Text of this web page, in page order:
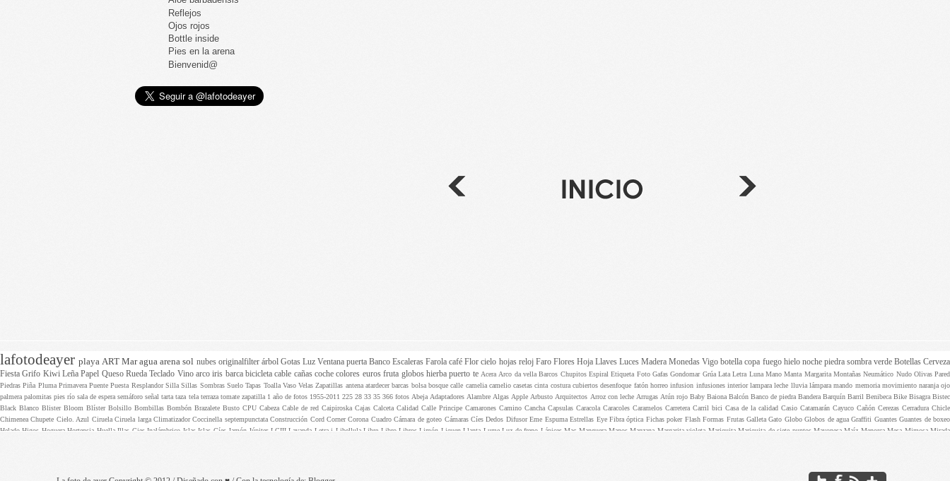
Reflejos
Ojos rojos
Bottle inside
Pies en la arena
Bienvenid@
lafotodeayerplaya ARTMaraguaarenasol nubes originalfilter árbol Gotas Luz VentanapuertaBancoEscalerasFarolacaféFlorcielo hojas reloj Faro Flores Hoja LlavesLucesMaderaMonedasVigobotellacopa fuego hielo noche piedra sombra verde BotellasCerveza
FiestaGrifo KiwiLeñaPapel QuesoRuedaTeclado Vinoarco iris barcabicicletacable cañascochecolores eurosfruta globos hierbapuerto te Acera Arco da vellaBarcos Chupitos EspiralEtiqueta Foto GafasGondomar Grúa LataLetra LunaManoManta MargaritaMontañasNeumático NudoOlivasPared
PiedrasPiña Pluma PrimaveraPuentePuesta ResplandorSillaSillas Sombras SueloTapas Toalla VasoVelasZapatillas antenaatardecerbarcas bolsa bosquecalle camelia cameliocasetascinta costuracubiertosdesenfoque fatón horreoinfusion infusiones interiorlamparaleche lluvia lámparamando memoria movimientonaranjaojo
palmerapalomitaspiesríosala de esperasemáforoseñaltartataza tela terraza tomate zapatilla 1 año de fotos 1955-2011 225 28 3335366 fotos Abeja Adaptadores Alambre Algas Apple Arbusto Arquitectos Arroz con leche Arrugas Atún rojo Baby Baiona Balcón Banco de piedraBanderaBarquínBarrilBenibecaBikeBisagraBistec
Black Blanco Blister Bloom Blíster Bolsillo Bombillas Bombón Brazalete Busto CPU Cabeza Cable de red Caipiroska Cajas Calceta Calidad Calle Principe Camarones Camino Cancha Capsulas Caracola Caracoles Caramelos Carretera Carril bici Casa de la calidad Casio Catamarán Cayuco Cañón Cerezas Cerradura Chicle
ChimeneaChupete Cielo. Azul CiruelaCiruela larga ClimatizadorCoccinella septempunctataConstrucción CordCornerCorona CuadroCámara de goteo CámarasCíesDedos DifusorEme EspumaEstrellas Eye Fibra óptica Fichas poker FlashFormas Frutas GalletaGato GloboGlobos de aguaGraffiti GuantesGuantes de boxeo
HeladoHigos HogueraHortensia HuellaIllas CiesInalámbrico IslasIslas Cíes Jamón Júpiter LCIIILavanda Letra i LibellulaLibre LibroLibrosLimón LiquenLlanta LumeLuz de freno LápicesMac Manguera ManosManzana Margarita violeta MariquitaMariquita de siete puntosMayonesaMaíz MenorcaMesa MimosaMirada
cigarros cine clase clavos cochecito